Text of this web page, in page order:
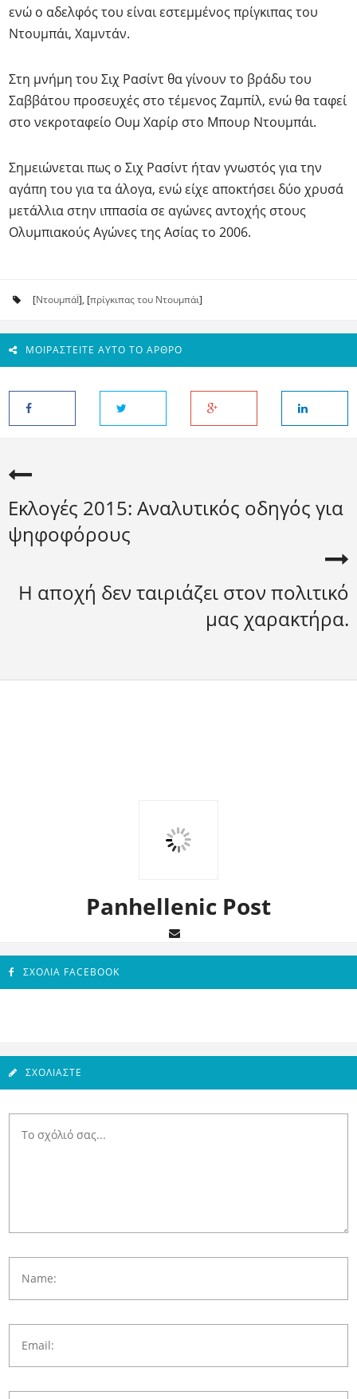
ενώ ο αδελφός του είναι εστεμμένος πρίγκιπας του
Ντουμπάι, Χαμντάν.
Στη μνήμη του Σιχ Ρασίντ θα γίνουν το βράδυ του
Σαββάτου προσευχές στο τέμενος Zαμπίλ, ενώ θα ταφεί
στο νεκροταφείο Ουμ Χαρίρ στο Μπουρ Ντουμπάι.
Σημειώνεται πως ο Σιχ Ρασίντ ήταν γνωστός για την
αγάπη του για τα άλογα, ενώ είχε αποκτήσει δύο χρυσά
μετάλλια στην ιππασία σε αγώνες αντοχής στους
Ολυμπιακούς Αγώνες της Ασίας το 2006.
[ΝτουμπάΪ], [πρίγκιπας του Ντουμπάι]
ΜΟΙΡΑΣΤΕΊΤΕ ΑΥΤΌ ΤΟ ΆΡΘΡΟ
Εκλογές 2015: Αναλυτικός οδηγός για
ψηφοφόρους
Η αποχή δεν ταιριάζει στον πολιτικό
μας χαρακτήρα.
Panhellenic Post
ΣΧΌΛΙΑ FACEBOOK
ΣΧΟΛΙΆΣΤΕ